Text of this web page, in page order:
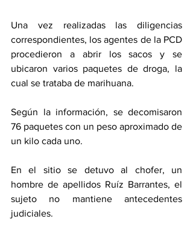
Una vez realizadas las diligencias
correspondientes, los agentes de la PCD
procedieron a abrir los sacos y se
ubicaron varios paquetes de droga, la
cual se trataba de marihuana.
Según la información, se decomisaron
76 paquetes con un peso aproximado de
un kilo cada uno.
En el sitio se detuvo al chofer, un
hombre de apellidos Ruíz Barrantes, el
sujeto no mantiene antecedentes
judiciales.